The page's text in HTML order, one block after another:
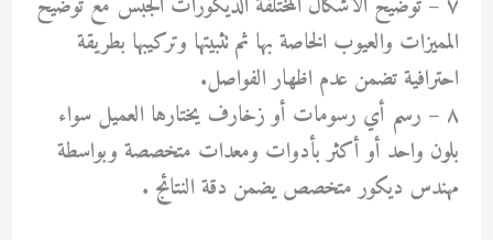
المميزات والعيوب الخاصة بها ثم تثبيتها وتركيبها بطريقة
احترافية تضمن عدم اظهار الفواصل.
٨ – رسم أي رسومات أو زخارف يختارها العميل سواء
بلون واحد أو أكثر بأدوات ومعدات متخصصة وبواسطة
مهندس ديكور متخصص يضمن دقة النتائج .